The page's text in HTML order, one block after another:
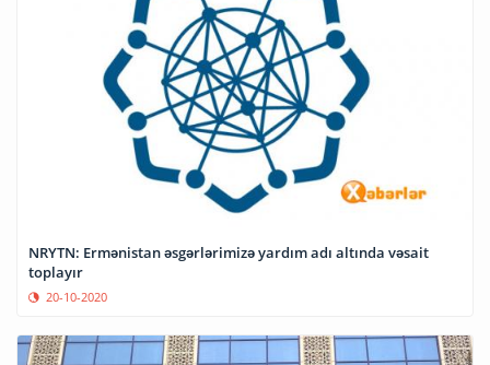
NRYTN: Ermənistan əsgərlərimizə yardım adı altında vəsait
toplayır
20-10-2020